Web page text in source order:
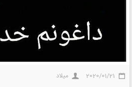
2020/01/21 میلاد